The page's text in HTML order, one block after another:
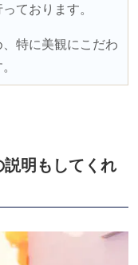
ております。
特に美観にこだわ
明もしてくれ